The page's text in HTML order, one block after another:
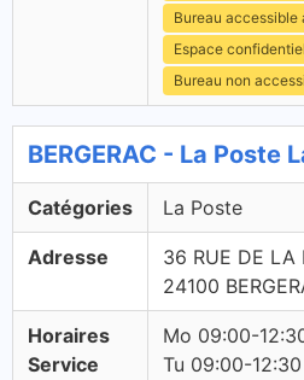
Bureau
Espace
Bureau non
BERGERAC - La Poste
Catégories La Poste
Adresse
36 RUE DE LA
24100
Horaires
Service
Mo 09:00-
Tu 09:00-